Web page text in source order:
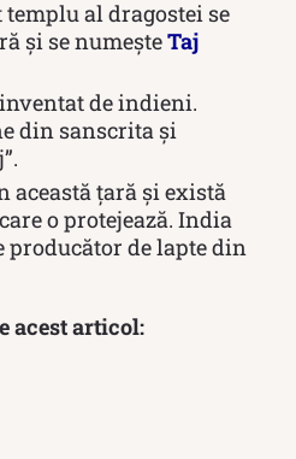
al dragostei se
și se numeșteTaj
de indieni.
din sanscrita și
această țară și există
o protejează. India
producător de lapte din
acest articol: